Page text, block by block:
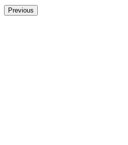
Previous